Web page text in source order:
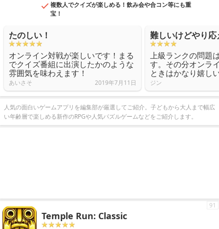
複数人でクイズが楽しめる！飲み会や合コン等にも重
宝！
たのしい！
オンライン対戦が楽しいです！まる
でクイズ番組に出演したかのような
雰囲気を味わえます！
あいさそ 2019年7月11日
難しいけどやり
上級ランクの問題
す。その分オンラ
ときはかなり嬉し
ジン
人気の面白いゲームアプリを編集部が厳選してご紹介。子どもから大人まで幅広
い年齢層で楽しめる新作のRPGや人気パズルゲームなどをご紹介します。
Temple Run: Classic
91